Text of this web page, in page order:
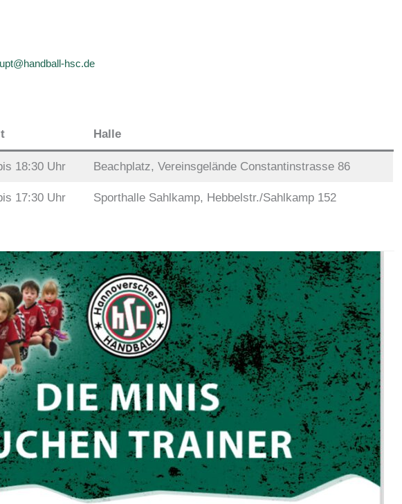
hsc.de
Halle
18:30 Uhr Beachplatz, Vereinsgelände Constantinstrasse 86
17:30 Uhr Sporthalle Sahlkamp, Hebbelstr./Sahlkamp 152